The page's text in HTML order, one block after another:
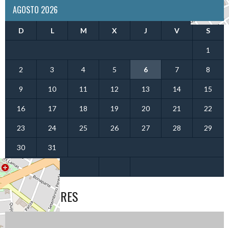
AGOSTO 2026
D L M X J V S
« Jun
1
2 3 4 5 6 7 8
9 10 11 12 13 14 15
16 17 18 19 20 21 22
23 24 25 26 27 28 29
30 31
ENTRENADORES